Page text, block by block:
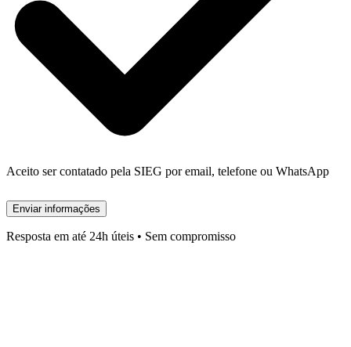
Aceito ser contatado pela SIEG por email, telefone ou WhatsApp
Enviar informações
Resposta em até 24h úteis • Sem compromisso